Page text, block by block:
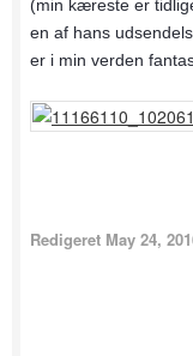
(min kæreste er
en af hans
er i min verden
Redigeret May 24,